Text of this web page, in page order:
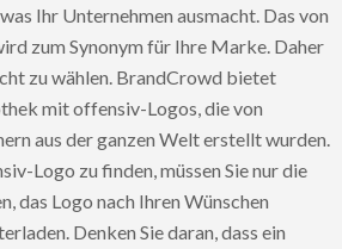
Ihr Unternehmen ausmacht. Das von
zum Synonym für Ihre Marke. Daher
zu wählen. BrandCrowd bietet
mit offensiv-Logos, die von
aus der ganzen Welt erstellt wurden.
Logo zu finden, müssen Sie nur die
das Logo nach Ihren Wünschen
Denken Sie daran, dass ein